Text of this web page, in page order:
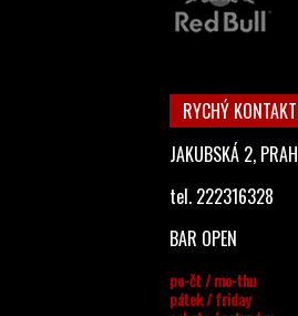
RYCHÝ KONTAKT
JAKUBSKÁ 2,
tel. 222316328
BAR OPEN
po-čt / mo-thu
pátek / friday